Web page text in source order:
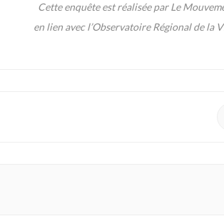
Cette enquête est réalisée par Le
en lien avec l’Observatoire Régional de la